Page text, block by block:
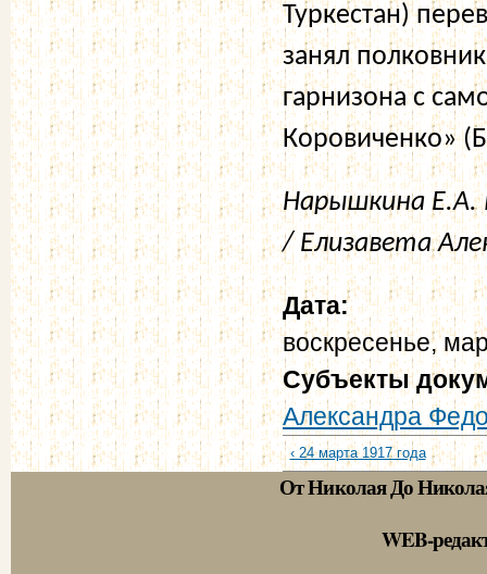
Туркестан)
занял
гарнизона с
Коровиченко»
Нарышкина Е.А.
/ Елизавета
Дата:
воскресенье,
Субъекты
Александра
‹ 24 марта 1917 года
От Николая До
WEB-